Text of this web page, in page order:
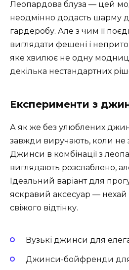
Леопардова блуза — цей
неодмінно додасть шарму
гардеробу. Але з чим її
виглядати фешені і
яке хвилює не одну
декілька нестандартних
Експерименти з
А як же без улюблених
завжди виручають, коли не
Джинси в комбінації з
виглядають розслаблено,
Ідеальний варіант для
яскравий аксесуар — нехай
свіжого відтінку.
Вузькі джинси для
Джинси-бойфренди для